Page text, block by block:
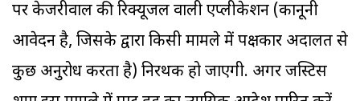
पर केजरीवाल की रिक्यूजल वाली एप्लीकेशन (कानूनी
आवेदन है, जिसके द्वारा किसी मामले में पक्षकार अदालत से
कुछ अनुरोध करता है) निरर्थक हो जाएगी. अगर जस्टिस